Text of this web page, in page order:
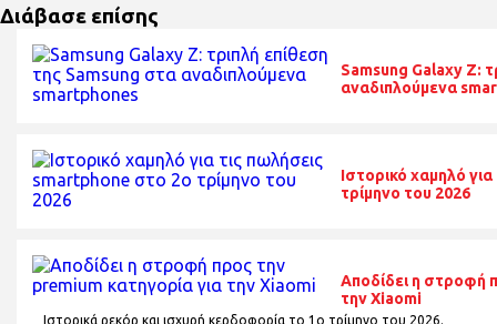
Διάβασε επίσης
Samsung Galaxy Z:
αναδιπλούμενα
Ιστορικό χαμηλό
τρίμηνο του 2026
Αποδίδει η στροφή
την Xiaomi
Ιστορικά ρεκόρ και ισχυρή κερδοφορία το 1o τρίμηνο του 2026.